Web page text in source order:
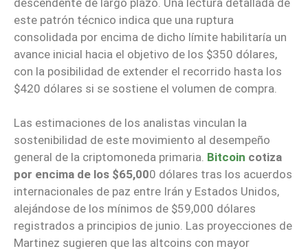
este patrón técnico indica que una ruptura
consolidada por encima de dicho límite habilitaría un
avance inicial hacia el objetivo de los $350 dólares,
con la posibilidad de extender el recorrido hasta los
$420 dólares si se sostiene el volumen de compra.
Las estimaciones de los analistas vinculan la
sostenibilidad de este movimiento al desempeño
general de la criptomoneda primaria. Bitcoin cotiza
por encima de los $65,000 dólares tras los acuerdos
internacionales de paz entre Irán y Estados Unidos,
alejándose de los mínimos de $59,000 dólares
registrados a principios de junio. Las proyecciones de
Martinez sugieren que las altcoins con mayor